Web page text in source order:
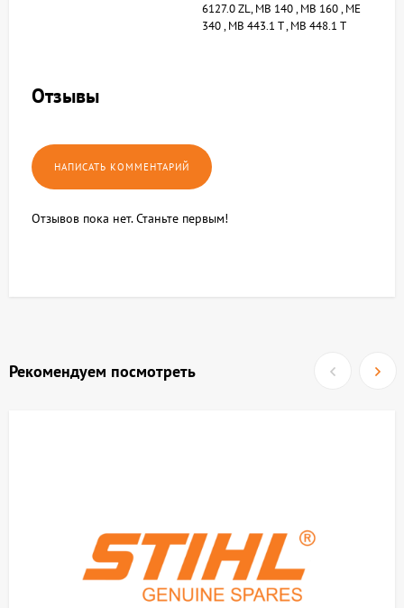
6127.0 ZL, MB 140 , MB 160 , ME
340 , MB 443.1 T , MB 448.1 T
Отзывы
Отзывов пока нет. Станьте первым!
Рекомендуем посмотреть